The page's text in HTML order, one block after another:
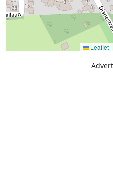
Leaflet |